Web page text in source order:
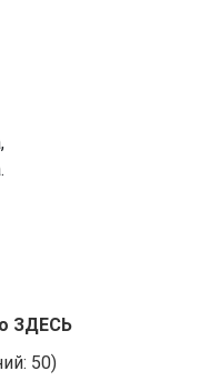
ЗДЕСЬ
50)